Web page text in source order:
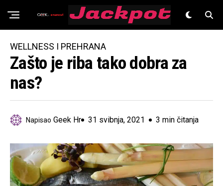
Znanost
WELLNESS I PREHRANA
Zašto je riba tako dobra za
nas?
Napisao Geek Hr 31 svibnja, 2021 3 min čitanja